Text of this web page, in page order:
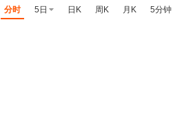
2026年08月08日发布《汇顶科技:关于部分股票
：2026年08月04日发布《汇顶科技:关于2023年第
分时 5日 日K 周K 月K 5分钟